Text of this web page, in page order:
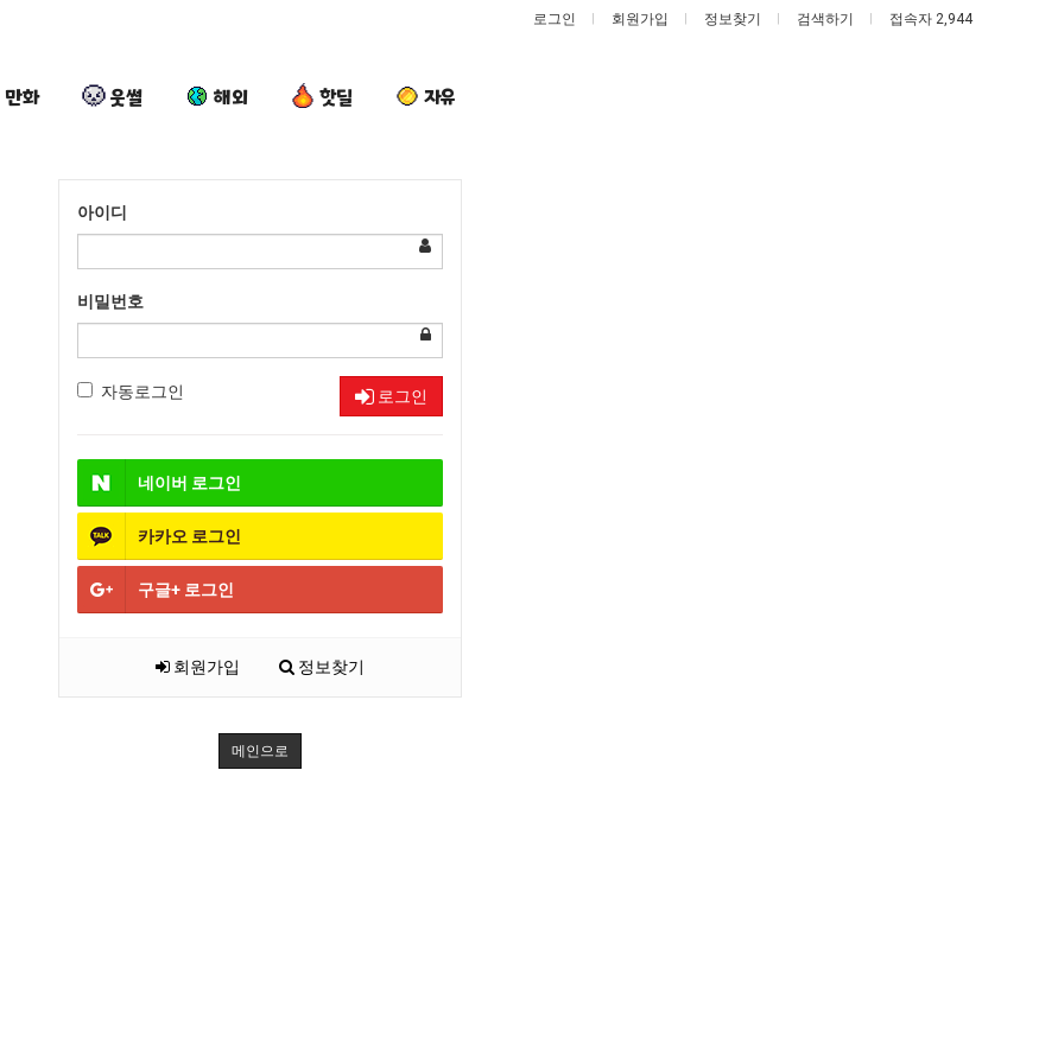
로그인 회원가입 정보찾기 검색하기 접속자 2,944
만화 웃썰 해외 핫딜 자유
아이디
비밀번호
자동로그인 로그인
네이버 로그인
카카오 로그인
구글+ 로그인
회원가입 정보찾기
메인으로